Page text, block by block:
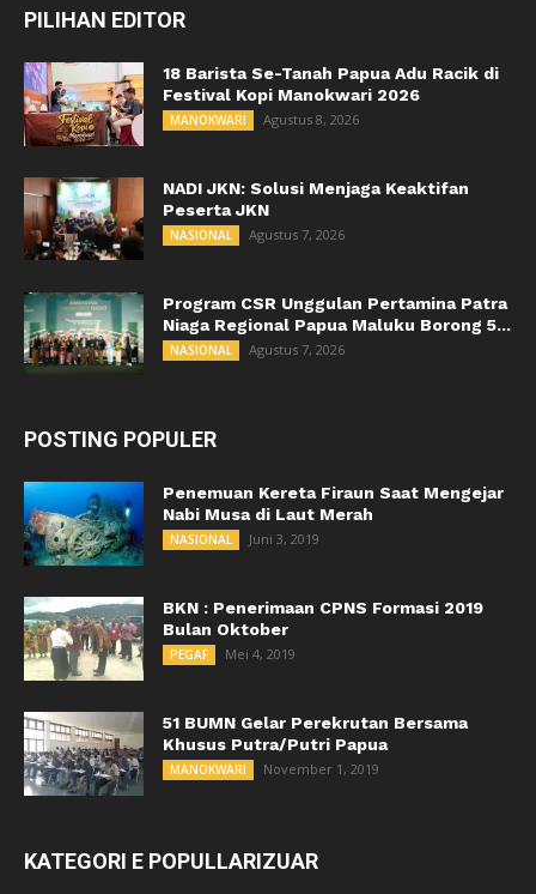
PILIHAN EDITOR
18 Barista Se-Tanah Papua Adu Racik di
Festival Kopi Manokwari 2026
MANOKWARI Agustus 8, 2026
NADI JKN: Solusi Menjaga Keaktifan
Peserta JKN
NASIONAL Agustus 7, 2026
Program CSR Unggulan Pertamina Patra
Niaga Regional Papua Maluku Borong 5...
NASIONAL Agustus 7, 2026
POSTING POPULER
Penemuan Kereta Firaun Saat Mengejar
Nabi Musa di Laut Merah
NASIONAL Juni 3, 2019
BKN : Penerimaan CPNS Formasi 2019
Bulan Oktober
PEGAF Mei 4, 2019
51 BUMN Gelar Perekrutan Bersama
Khusus Putra/Putri Papua
MANOKWARI November 1, 2019
KATEGORI E POPULLARIZUAR